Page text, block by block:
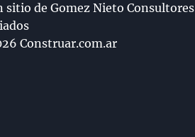
sitio de Gomez Nieto Consultores
Construar.com.ar